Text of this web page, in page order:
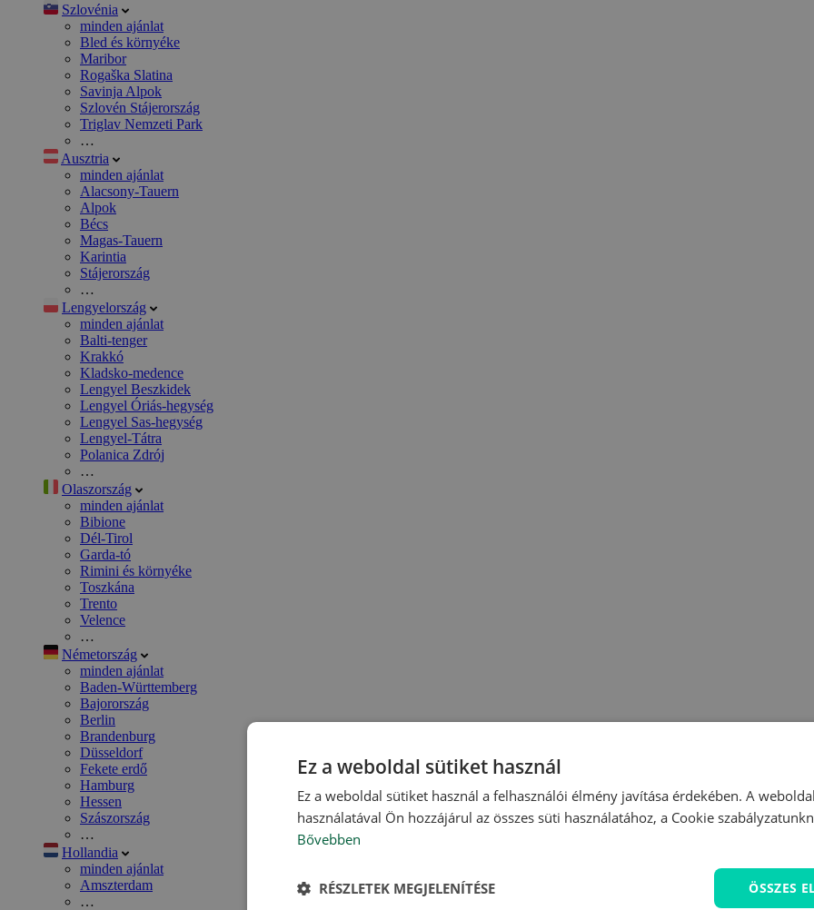
Szlovénia
minden ajánlat
Bled és környéke
Maribor
Rogaška Slatina
Savinja Alpok
Szlovén Stájerország
Triglav Nemzeti Park
…
Ausztria
minden ajánlat
Alacsony-Tauern
Alpok
Bécs
Magas-Tauern
Karintia
Stájerország
…
Lengyelország
minden ajánlat
Balti-tenger
Krakkó
Kladsko-medence
Lengyel Beszkidek
Lengyel Óriás-hegység
Lengyel Sas-hegység
Lengyel-Tátra
Polanica Zdrój
…
Olaszország
minden ajánlat
Bibione
Dél-Tirol
Garda-tó
Rimini és környéke
Toszkána
Trento
Velence
…
Németország
minden ajánlat
Baden-Württemberg
Bajorország
Berlin
Brandenburg
Düsseldorf
Fekete erdő
Hamburg
Hessen
Szászország
…
Hollandia
minden ajánlat
Amszterdam
…
Ez a weboldal sütiket használ
Ez a weboldal sütiket használ a felhasználói élmény javítása érdekében. A
használatával Ön hozzájárul az összes süti használatához, a Cookie
Bővebben
ÖSSZES
RÉSZLETEK MEGJELENÍTÉSE